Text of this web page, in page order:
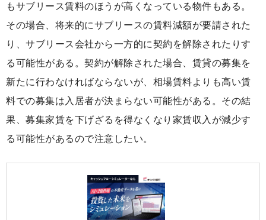
もサブリース賃料のほうが高くなっている物件もある。
その場合、将来的にサブリースの賃料減額が要請された
り、サブリース会社から一方的に契約を解除されたりす
る可能性がある。契約が解除された場合、賃貸の募集を
新たに行わなければならないが、相場賃料よりも高い賃
料での募集は入居者が決まらない可能性がある。その結
果、募集家賃を下げざるを得なくなり家賃収入が減少す
る可能性があるので注意したい。